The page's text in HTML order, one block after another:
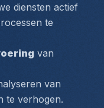
diensten actief
te
van
van
te verhogen.